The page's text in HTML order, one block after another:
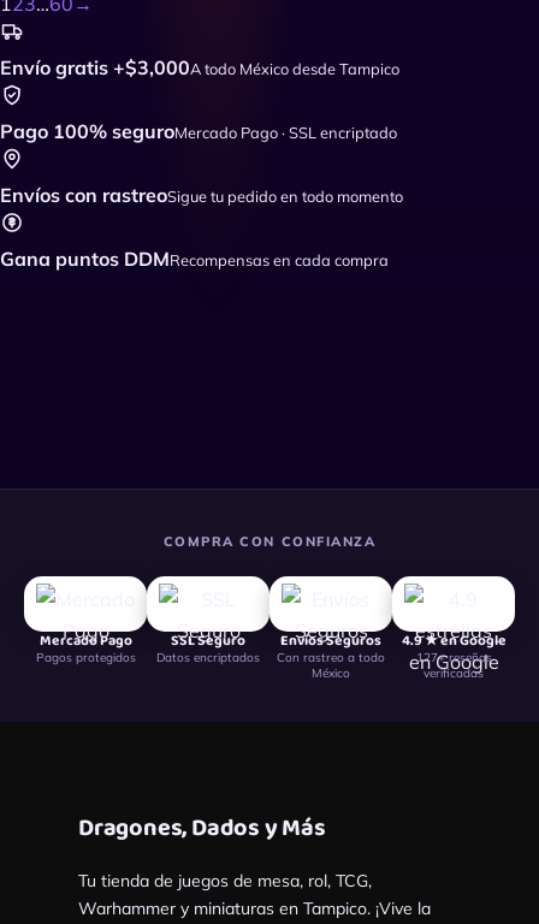
Envío gratis +$3,000A todo México desde Tampico
Pago 100% seguroMercado Pago · SSL encriptado
Envíos con rastreoSigue tu pedido en todo momento
Gana puntos DDMRecompensas en cada compra
COMPRA CON CONFIANZA
Mercado Pago
Pagos protegidos
SSL Seguro
Datos encriptados
Envíos Seguros
Con rastreo a todo
México
4.9 ★ en Google
127+ reseñas
verificadas
Dragones, Dados y Más
Tu tienda de juegos de mesa, rol, TCG,
Warhammer y miniaturas en Tampico. ¡Vive la